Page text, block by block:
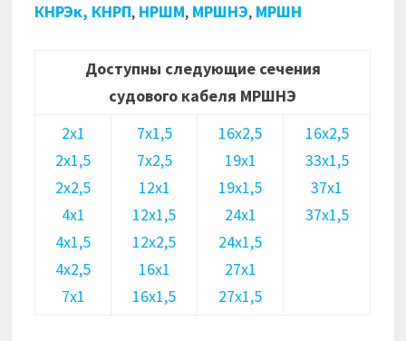
КНРЭк, КНРП, НРШМ, МРШНЭ, МРШН
Доступны следующие сечения
судового кабеля МРШНЭ
2х1
2х1,5
2х2,5
4х1
4х1,5
4х2,5
7х1
7х1,5
7х2,5
12х1
12х1,5
12х2,5
16х1
16х1,5
16х2,5
19х1
19х1,5
24х1
24х1,5
27х1
27х1,5
16х2,5
33х1,5
37х1
37х1,5